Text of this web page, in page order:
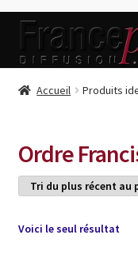
Aller
la
Aller
contenu
Accueil
Conditions de Vente
Connection
Accueil Produits
Ordre
Voici le seul résultat